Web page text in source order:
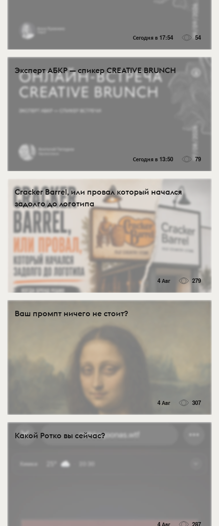
Сегодня в 17:54 54
Эксперт АБКР — спикер CREATIVE BRUNCH
Сегодня в 13:50 79
Cracker Barrel, или провал который начался
задолго до логотипа
4 Авг 279
Ваш промпт ничего не стоит?
4 Авг 307
Какой Ротко вы сейчас?
4 Авг 287